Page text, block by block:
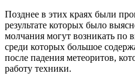
Позднее в этих краях были
результате которых было
молчания могут возникать по
среди которых большое
после падения метеоритов,
работу техники.